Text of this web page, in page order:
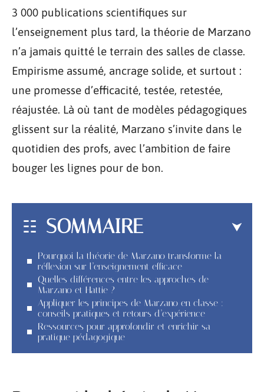
3 000 publications scientifiques sur
l’enseignement plus tard, la théorie de Marzano
n’a jamais quitté le terrain des salles de classe.
Empirisme assumé, ancrage solide, et surtout :
une promesse d’efficacité, testée, retestée,
réajustée. Là où tant de modèles pédagogiques
glissent sur la réalité, Marzano s’invite dans le
quotidien des profs, avec l’ambition de faire
bouger les lignes pour de bon.
SOMMAIRE
Pourquoi la théorie de Marzano transforme la
réflexion sur l’enseignement efficace
Quelles différences entre les approches de
Marzano et Hattie ?
Appliquer les principes de Marzano en classe :
conseils pratiques et retours d’expérience
Ressources pour approfondir et enrichir sa
pratique pédagogique